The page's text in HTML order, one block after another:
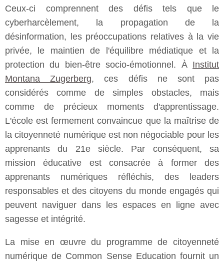
Ceux-ci comprennent des défis tels que le
cyberharcèlement, la propagation de la
désinformation, les préoccupations relatives à la vie
privée, le maintien de l'équilibre médiatique et la
protection du bien-être socio-émotionnel. À Institut
Montana Zugerberg, ces défis ne sont pas
considérés comme de simples obstacles, mais
comme de précieux moments d'apprentissage.
L'école est fermement convaincue que la maîtrise de
la citoyenneté numérique est non négociable pour les
apprenants du 21e siècle. Par conséquent, sa
mission éducative est consacrée à former des
apprenants numériques réfléchis, des leaders
responsables et des citoyens du monde engagés qui
peuvent naviguer dans les espaces en ligne avec
sagesse et intégrité.
La mise en œuvre du programme de citoyenneté
numérique de Common Sense Education fournit un